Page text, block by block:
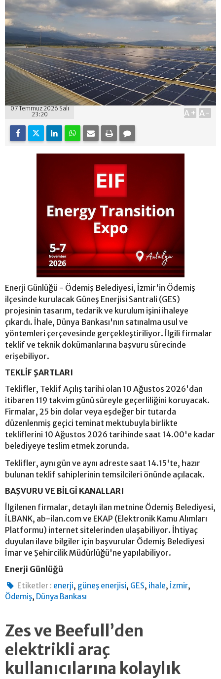
07 Temmuz 2026 Salı
23:20
A+ A-
Enerji Günlüğü - Ödemiş Belediyesi, İzmir'in Ödemiş
ilçesinde kurulacak Güneş Enerjisi Santrali (GES)
projesinin tasarım, tedarik ve kurulum işini ihaleye
çıkardı. İhale, Dünya Bankası'nın satınalma usul ve
yöntemleri çerçevesinde gerçekleştiriliyor. İlgili firmalar
teklif ve teknik dokümanlarına başvuru sürecinde
erişebiliyor.
TEKLİF ŞARTLARI
Teklifler, Teklif Açılış tarihi olan 10 Ağustos 2026'dan
itibaren 119 takvim günü süreyle geçerliliğini koruyacak.
Firmalar, 25 bin dolar veya eşdeğer bir tutarda
düzenlenmiş geçici teminat mektubuyla birlikte
tekliflerini 10 Ağustos 2026 tarihinde saat 14.00'e kadar
belediyeye teslim etmek zorunda.
Teklifler, aynı gün ve aynı adreste saat 14.15'te, hazır
bulunan teklif sahiplerinin temsilcileri önünde açılacak.
BAŞVURU VE BİLGİ KANALLARI
İlgilenen firmalar, detaylı ilan metnine Ödemiş Belediyesi,
İLBANK, ab-ilan.com ve EKAP (Elektronik Kamu Alımları
Platformu) internet sitelerinden ulaşabiliyor. İhtiyaç
duyulan ilave bilgiler için başvurular Ödemiş Belediyesi
İmar ve Şehircilik Müdürlüğü'ne yapılabiliyor.
Enerji Günlüğü
Etiketler : enerji, güneş enerjisi, GES, ihale, İzmir,
Ödemiş, Dünya Bankası
Zes ve Beefull’den
elektrikli araç
kullanıcılarına kolaylık